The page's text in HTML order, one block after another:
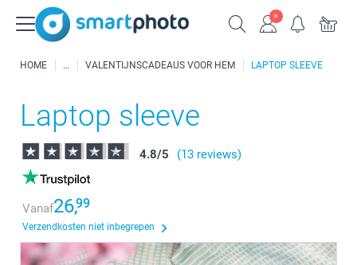
HOME VALENTIJNSCADEAUS VOOR HEM LAPTOP SLEEVE
Laptop sleeve
4.8/5 (13 reviews)
Vanaf26,99
Verzendkosten niet inbegrepen